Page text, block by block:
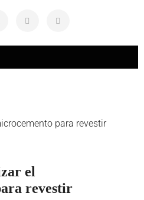
el
revestir